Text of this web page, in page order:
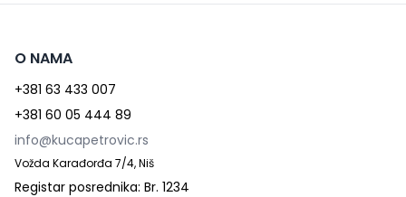
O NAMA
+381 63 433 007
+381 60 05 444 89
info@kucapetrovic.rs
Vožda Karađorđa 7/4, Niš
Registar posrednika: Br. 1234